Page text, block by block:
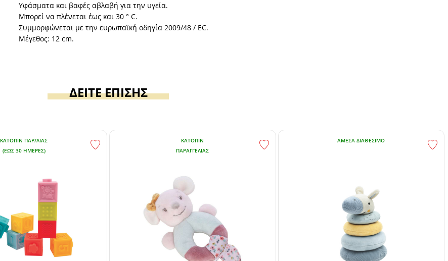
Υφάσματα και βαφές αβλαβή για την υγεία.
Μπορεί να πλένεται έως και 30 ° C.
Συμμορφώνεται με την ευρωπαϊκή οδηγία 2009/48 / EC.
Μέγεθος: 12 cm.
ΔΕΙΤΕ ΕΠΙΣΗΣ
ΚΑΤΌΠΙΝ ΠΑΡ/ΛΊΑΣ
(ΕΏΣ 30 ΗΜΈΡΕΣ)
ΚΑΤΌΠΙΝ
ΠΑΡΑΓΓΕΛΊΑΣ
ΆΜΕΣΑ ΔΙΑΘΈΣΙΜΟ